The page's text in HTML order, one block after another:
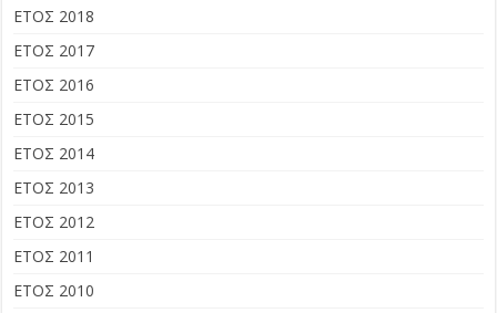
ΕΤΟΣ 2018
ΕΤΟΣ 2017
ΕΤΟΣ 2016
ΕΤΟΣ 2015
ΕΤΟΣ 2014
ΕΤΟΣ 2013
ΕΤΟΣ 2012
ΕΤΟΣ 2011
ΕΤΟΣ 2010